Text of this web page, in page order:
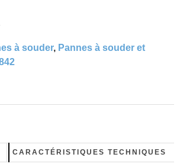
à souder, Pannes à souder et
CARACTÉRISTIQUES TECHNIQUES